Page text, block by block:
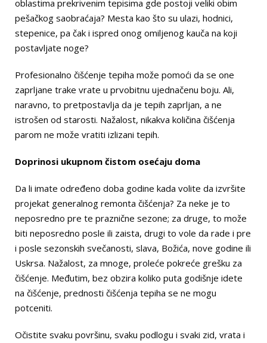
oblastima prekrivenim tepisima gde postoji veliki obim
pešačkog saobraćaja? Mesta kao što su ulazi, hodnici,
stepenice, pa čak i ispred onog omiljenog kauča na koji
postavljate noge?
Profesionalno čišćenje tepiha može pomoći da se one
zaprljane trake vrate u prvobitnu ujednačenu boju. Ali,
naravno, to pretpostavlja da je tepih zaprljan, a ne
istrošen od starosti. Nažalost, nikakva količina čišćenja
parom ne može vratiti izlizani tepih.
Doprinosi ukupnom čistom osećaju doma
Da li imate određeno doba godine kada volite da izvršite
projekat generalnog remonta čišćenja? Za neke je to
neposredno pre te praznične sezone; za druge, to može
biti neposredno posle ili zaista, drugi to vole da rade i pre
i posle sezonskih svečanosti, slava, Božića, nove godine ili
Uskrsa. Nažalost, za mnoge, proleće pokreće grešku za
čišćenje. Međutim, bez obzira koliko puta godišnje idete
na čišćenje, prednosti čišćenja tepiha se ne mogu
potceniti.
Očistite svaku površinu, svaku podlogu i svaki zid, vrata i